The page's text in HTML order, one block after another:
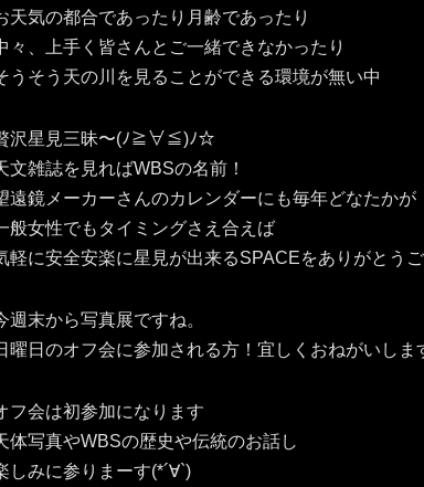
天気の都合であったり月齢であったり
々、上手く皆さんとご一緒できなかったり
うそう天の川を見ることができる環境が無い中
沢星見三昧〜(ﾉ≧∀≦)ﾉ☆
文雑誌を見ればWBSの名前！
遠鏡メーカーさんのカレンダーにも毎年どなたかが
般女性でもタイミングさえ合えば
軽に安全安楽に星見が出来るSPACEをありがとう
週末から写真展ですね。
曜日のオフ会に参加される方！宜しくおねがいしま
フ会は初参加になります
体写真やWBSの歴史や伝統のお話し
しみに参りまーす(*´∀`)